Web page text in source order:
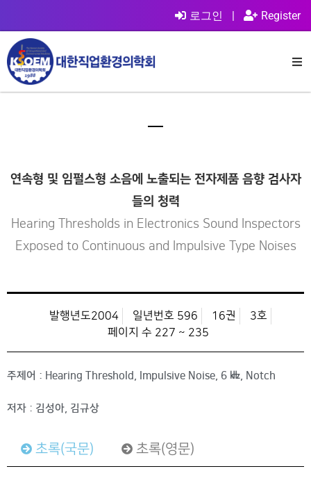
로그인 | Register
연속형 및 임펄스형 소음에 노출되는 전자제품 음향 검사자
들의 청력
Hearing Thresholds in Electronics Sound Inspectors
Exposed to Continuous and Impulsive Type Noises
발행년도2004 일년번호 596 16권
3호
페이지 수 227 ~ 235
주제어 : Hearing Threshold, Impulsive Noise, 6 ㎑, Notch
저자 : 김성아, 김규상
초록(국문) 초록(영문)